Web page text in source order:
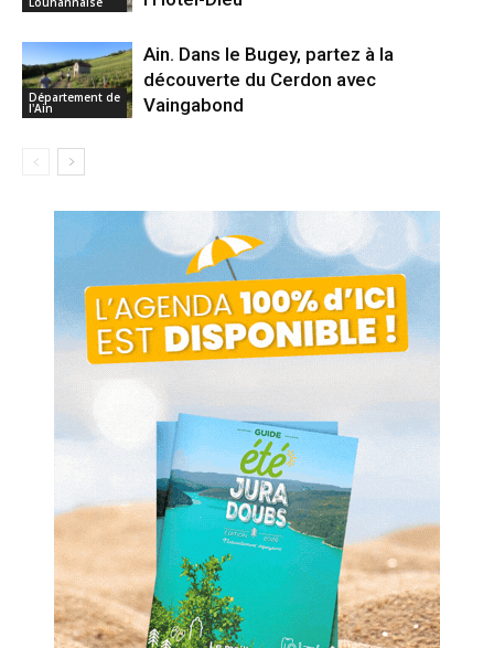
Département de
l'Ain
Ain. Dans le Bugey, partez à la
découverte du Cerdon avec
Vaingabond